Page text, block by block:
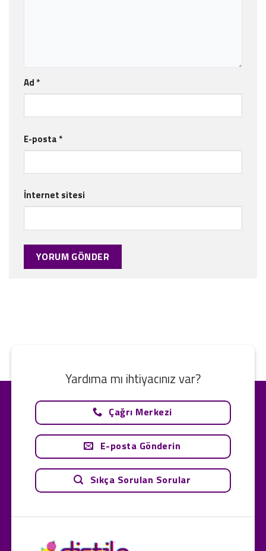
Ad *
E-posta *
İnternet sitesi
Yardıma mı ihtiyacınız var?
Çağrı Merkezi
E-posta Gönderin
Sıkça Sorulan Sorular